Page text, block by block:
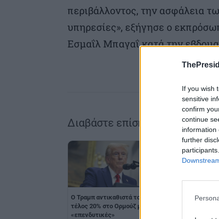
If you wish
sensitive
confirm
continue
information
further
περιβάλλοντος, την ασφάλεια
υπηρεσίες», εξήγησε ο
Εσμαΐλ Μπαγαΐ κατά την
Διαβάστε επίσης
Ο Τραμπ αντικαθιστά το
τέλος 20% στο Ορμούζ με
«επενδυτικές»
Αντίθετος ο ΟΗΕ